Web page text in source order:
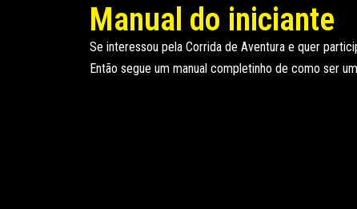
Manual do iniciante
Se interessou pela Corrida de Aventura e quer
Então segue um manual completinho de como ser